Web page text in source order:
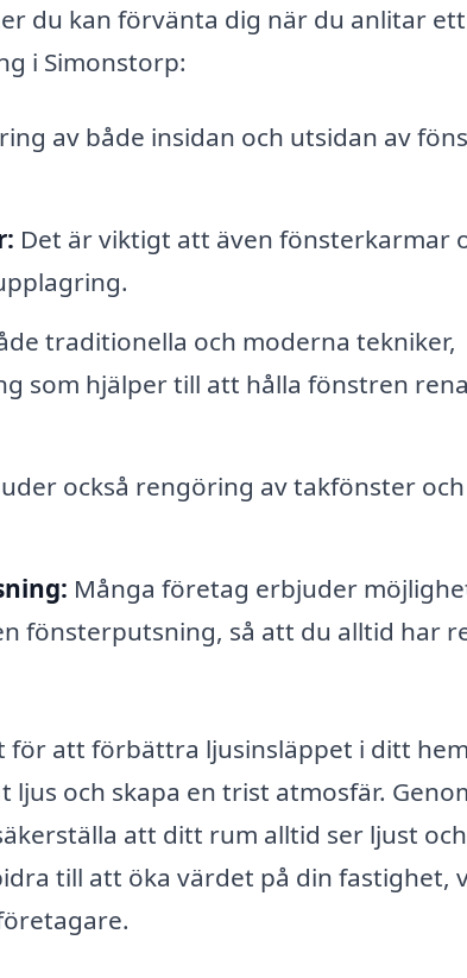
du kan förvänta dig när du anlitar ett
i Simonstorp:
av både insidan och utsidan av
Det är viktigt att även fönsterkarmar
traditionella och moderna tekniker,
som hjälper till att hålla fönstren rena
också rengöring av takfönster och
Många företag erbjuder
fönsterputsning, så att du alltid har
för att förbättra ljusinsläppet i ditt
och skapa en trist atmosfär.
att ditt rum alltid ser ljust och
till att öka värdet på din fastighet,